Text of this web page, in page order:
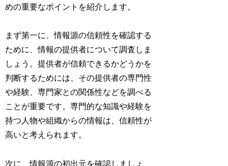
めの重要なポイントを紹介します。
まず第一に、情報源の信頼性を確認する
ために、情報の提供者について調査しま
しょう。提供者が信頼できるかどうかを
判断するためには、その提供者の専門性
や経験、専門家との関係性などを調べる
ことが重要です。専門的な知識や経験を
持つ人物や組織からの情報は、信頼性が
高いと考えられます。
次に、情報源の初出元を確認しましょ